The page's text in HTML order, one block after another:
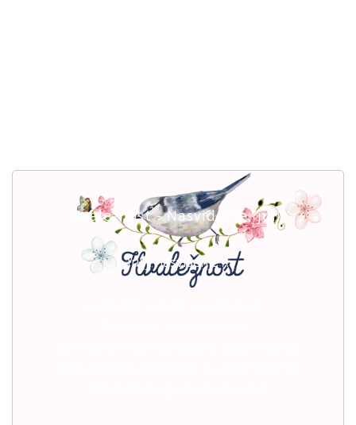
Hvaležnost - Nasvidenje, julij
Julij, nasvidenje ...